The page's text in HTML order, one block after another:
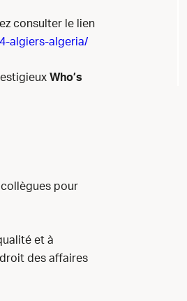
consulter le lien
algiers-algeria/
Who’s
pour
et à
des affaires